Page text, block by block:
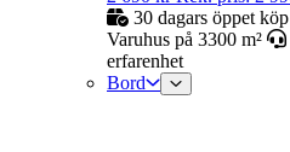
30 dagars öppet köp
Varuhus på 3300 m²
erfarenhet
Bord